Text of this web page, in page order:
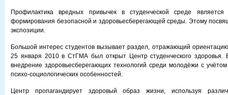
Профилактика вредных привычек в студенческой среде
формирования безопасной и здоровьесберегающей среды. Этому
экспозиции.
Большой интерес студентов вызывает раздел, отражающий
25 января 2010 в СтГМА был открыт Центр студенческого здоровья.
внедрение здоровьесберегающих технологий среди молодёжи с
психо-социологических особенностей.
Центр пропагандирует здоровый образ жизни, используя